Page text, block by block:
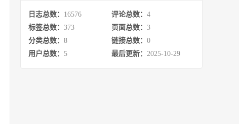
日志总数： 16576 评论总数： 4
标签总数： 373 页面总数： 3
分类总数： 8 链接总数： 0
用户总数： 5 最后更新： 2025-10-29